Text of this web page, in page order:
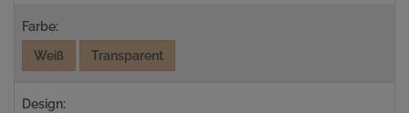
Farbe:
Weiß
Transparent
Design: